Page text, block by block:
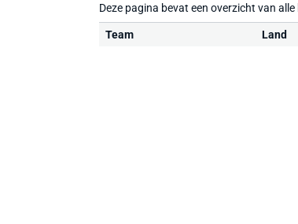
Deze pagina bevat een overzicht van
Team Land